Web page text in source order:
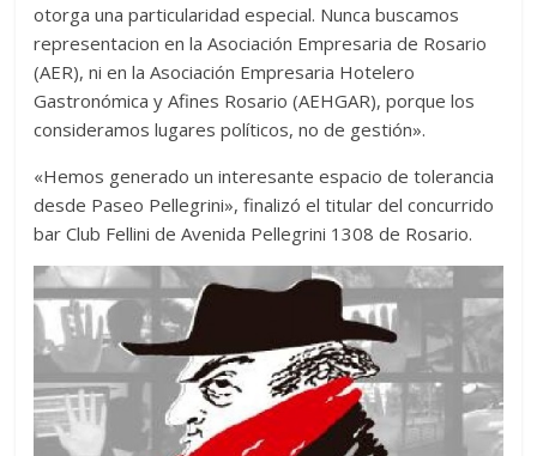
otorga una particularidad especial. Nunca buscamos
representacion en la Asociación Empresaria de Rosario
(AER), ni en la Asociación Empresaria Hotelero
Gastronómica y Afines Rosario (AEHGAR), porque los
consideramos lugares políticos, no de gestión».
«Hemos generado un interesante espacio de tolerancia
desde Paseo Pellegrini», finalizó el titular del concurrido
bar Club Fellini de Avenida Pellegrini 1308 de Rosario.